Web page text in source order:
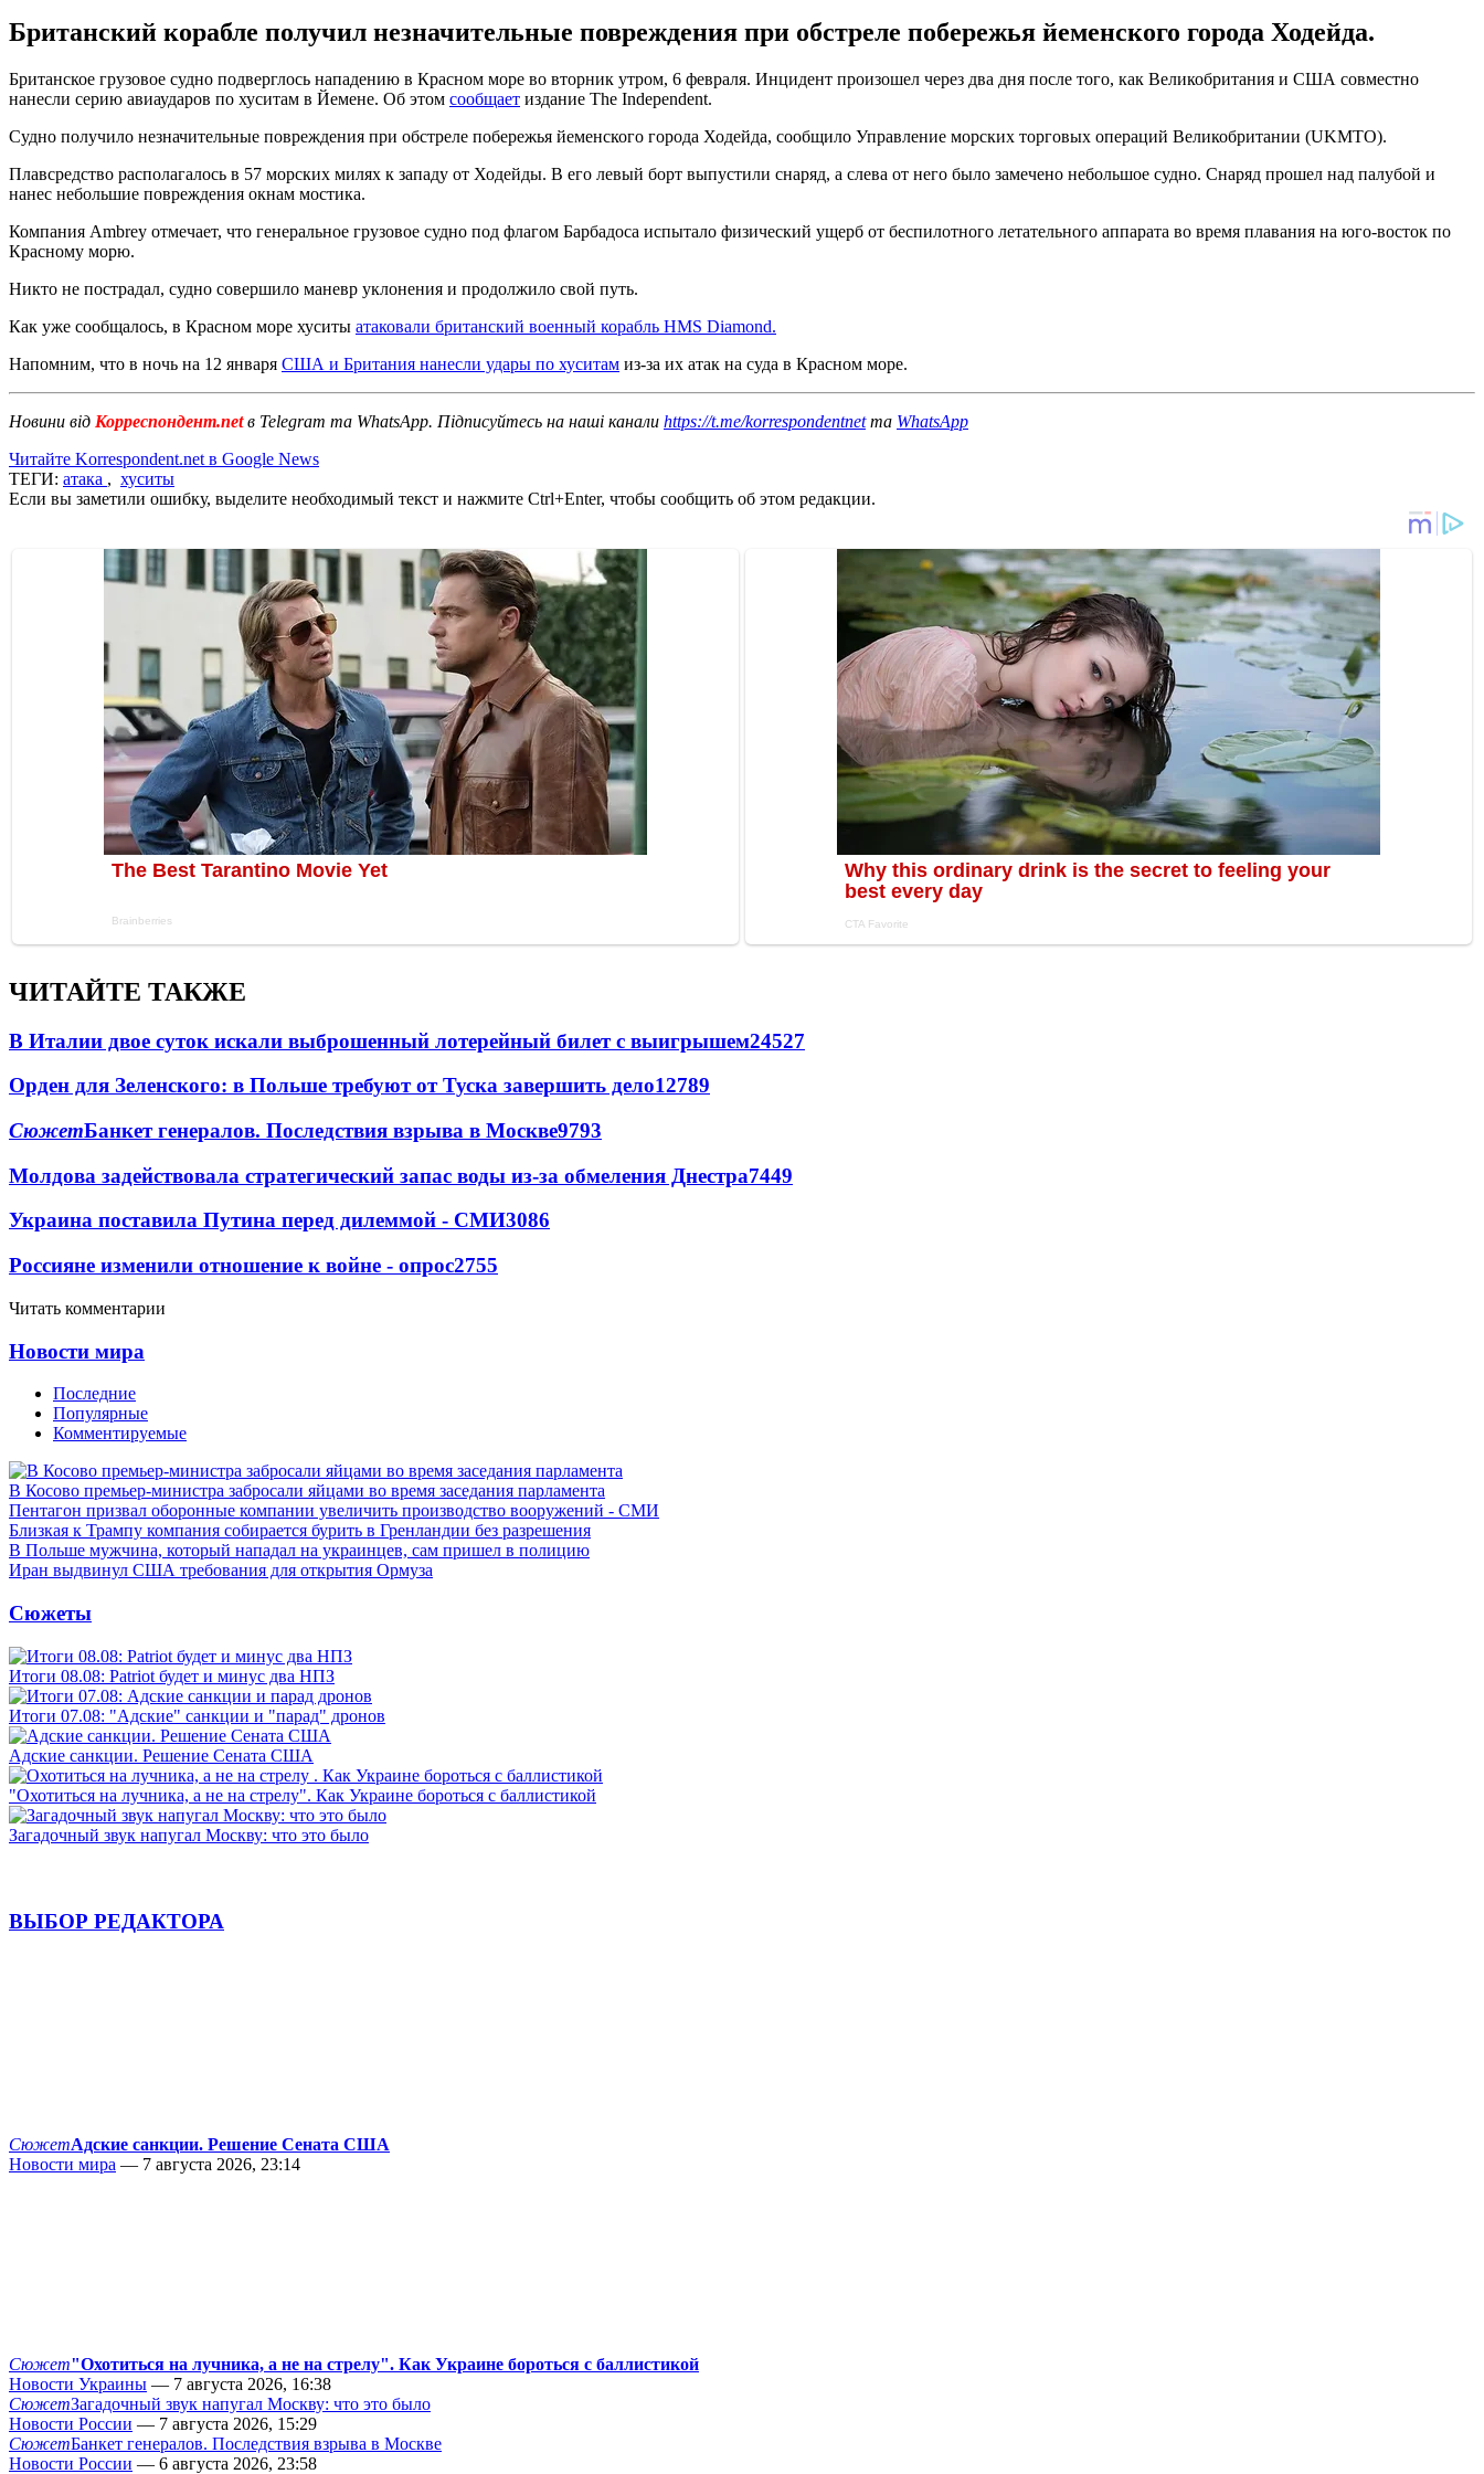
Британский корабле получил незначительные повреждения при обстреле побережья йеменского города Ходейда.
Британское грузовое судно подверглось нападению в Красном море во вторник утром, 6 февраля. Инцидент произошел через два дня после того, как Великобритания и США совместно
нанесли серию авиаударов по хуситам в Йемене. Об этом сообщает издание The Independent.
Судно получило незначительные повреждения при обстреле побережья йеменского города Ходейда, сообщило Управление морских торговых операций Великобритании (UKMTO).
Плавсредство располагалось в 57 морских милях к западу от Ходейды. В его левый борт выпустили снаряд, а слева от него было замечено небольшое судно. Снаряд прошел над палубой и
нанес небольшие повреждения окнам мостика.
Компания Ambrey отмечает, что генеральное грузовое судно под флагом Барбадоса испытало физический ущерб от беспилотного летательного аппарата во время плавания на юго-восток по
Красному морю.
Никто не пострадал, судно совершило маневр уклонения и продолжило свой путь.
Как уже сообщалось, в Красном море хуситы атаковали британский военный корабль HMS Diamond.
Напомним, что в ночь на 12 января США и Британия нанесли удары по хуситам из-за их атак на суда в Красном море.
Новини від Корреспондент.netв Telegram та WhatsApp. Підписуйтесь на наші канали https://t.me/korrespondentnetта WhatsApp
Читайте Korrespondent.net в Google News
ТЕГИ: атака , хуситы
Если вы заметили ошибку, выделите необходимый текст и нажмите Ctrl+Enter, чтобы сообщить об этом редакции.
ЧИТАЙТЕ ТАКЖЕ
В Италии двое суток искали выброшенный лотерейный билет с выигрышем24527
Орден для Зеленского: в Польше требуют от Туска завершить дело12789
СюжетБанкет генералов. Последствия взрыва в Москве9793
Молдова задействовала стратегический запас воды из-за обмеления Днестра7449
Украина поставила Путина перед дилеммой - СМИ3086
Россияне изменили отношение к войне - опрос2755
Читать комментарии
Новости мира
Последние
Популярные
Комментируемые
В Косово премьер-министра забросали яйцами во время заседания парламента
Пентагон призвал оборонные компании увеличить производство вооружений - СМИ
Близкая к Трампу компания собирается бурить в Гренландии без разрешения
В Польше мужчина, который нападал на украинцев, сам пришел в полицию
Иран выдвинул США требования для открытия Ормуза
Сюжеты
Итоги 08.08: Patriot будет и минус два НПЗ
Итоги 07.08: "Адские" санкции и "парад" дронов
Адские санкции. Решение Сената США
"Охотиться на лучника, а не на стрелу". Как Украине бороться с баллистикой
Загадочный звук напугал Москву: что это было
ВЫБОР РЕДАКТОРА
СюжетАдские санкции. Решение Сената США
Новости мира — 7 августа 2026, 23:14
Сюжет"Охотиться на лучника, а не на стрелу". Как Украине бороться с баллистикой
Новости Украины — 7 августа 2026, 16:38
СюжетЗагадочный звук напугал Москву: что это было
Новости России — 7 августа 2026, 15:29
СюжетБанкет генералов. Последствия взрыва в Москве
Новости России — 6 августа 2026, 23:58